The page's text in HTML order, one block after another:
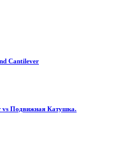
Cantilever
vs Подвижная Катушка.